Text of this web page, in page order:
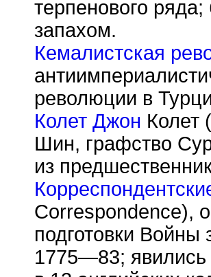
терпенового
запахом.
Кемалистская
революции в
Колет Джон Колет
Шин, графство
из
Correspondence),
подготовки
1775—83; явились